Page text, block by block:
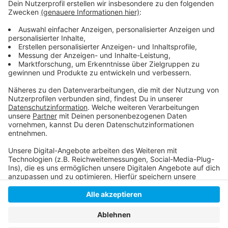
Mönchengladbach zu Gast.
Nicht so gut lief es dagegen für die DEG. Sie musste
zum Auftakt in die neue Saison eine 0:1-
Heimniederlage gegen Bremerhaven hinnehmen. Für
die DEG geht es am Sonntag in München weiter.
Anzeige